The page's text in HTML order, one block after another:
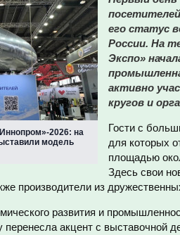
2026: на
модель
его статус
России. На
Экспо»
активно
кругов и
Гости с
для которых
площадью
Здесь свои
производители из
развития и
перенесла акцент с выставочной